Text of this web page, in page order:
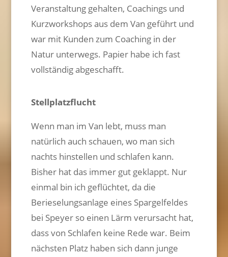
Veranstaltung gehalten, Coachings und
Kurzworkshops aus dem Van geführt und
war mit Kunden zum Coaching in der
Natur unterwegs. Papier habe ich fast
vollständig abgeschafft.
Stellplatzflucht
Wenn man im Van lebt, muss man
natürlich auch schauen, wo man sich
nachts hinstellen und schlafen kann.
Bisher hat das immer gut geklappt. Nur
einmal bin ich geflüchtet, da die
Berieselungsanlage eines Spargelfeldes
bei Speyer so einen Lärm verursacht hat,
dass von Schlafen keine Rede war. Beim
nächsten Platz haben sich dann junge